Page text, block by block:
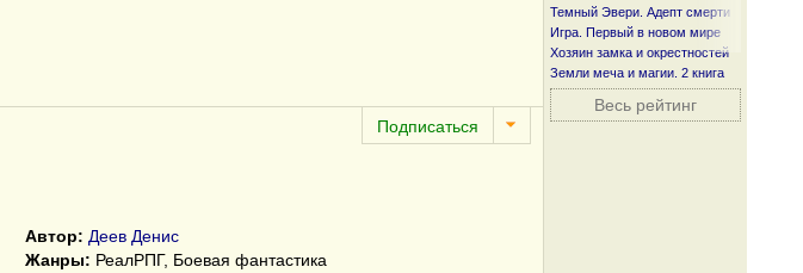
Автор: Деев Денис
Жанры: РеалРПГ, Боевая фантастика
Темный Эвери. Адепт смерти
Игра. Первый в новом мире
Хозяин замка и окрестностей
Земли меча и магии. 2 книга
Весь рейтинг